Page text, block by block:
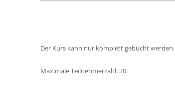
Der Kurs kann nur komplett gebucht werden.
Maximale Teilnehmerzahl: 20